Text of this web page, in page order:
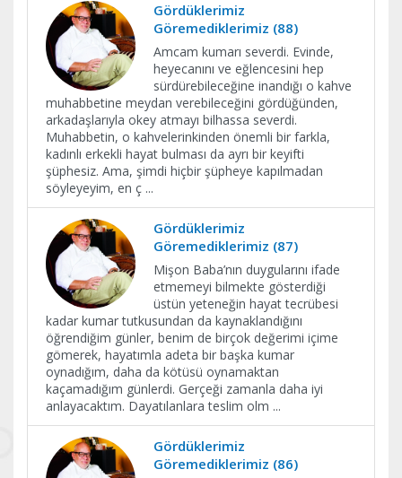
Gördüklerimiz
Göremediklerimiz (88)
Amcam kumarı severdi. Evinde,
heyecanını ve eğlencesini hep
sürdürebileceğine inandığı o kahve
muhabbetine meydan verebileceğini gördüğünden,
arkadaşlarıyla okey atmayı bilhassa severdi.
Muhabbetin, o kahvelerinkinden önemli bir farkla,
kadınlı erkekli hayat bulması da ayrı bir keyifti
şüphesiz. Ama, şimdi hiçbir şüpheye kapılmadan
söyleyeyim, en ç ...
Gördüklerimiz
Göremediklerimiz (87)
Mişon Baba’nın duygularını ifade
etmemeyi bilmekte gösterdiği
üstün yeteneğin hayat tecrübesi
kadar kumar tutkusundan da kaynaklandığını
öğrendiğim günler, benim de birçok değerimi içime
gömerek, hayatımla adeta bir başka kumar
oynadığım, daha da kötüsü oynamaktan
kaçamadığım günlerdi. Gerçeği zamanla daha iyi
anlayacaktım. Dayatılanlara teslim olm ...
Gördüklerimiz
Göremediklerimiz (86)